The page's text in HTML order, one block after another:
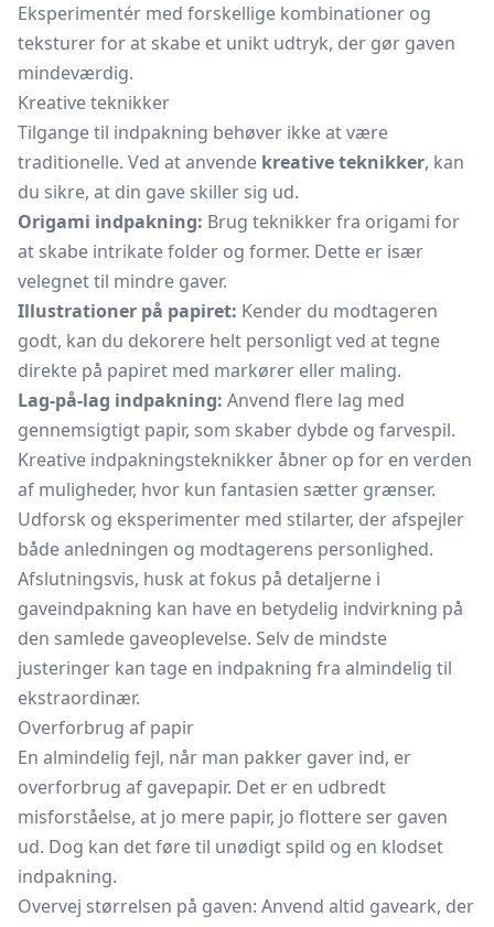
Eksperimentér med forskellige kombinationer og
teksturer for at skabe et unikt udtryk, der gør gaven
mindeværdig.
Kreative teknikker
Tilgange til indpakning behøver ikke at være
traditionelle. Ved at anvende kreative teknikker, kan
du sikre, at din gave skiller sig ud.
Origami indpakning: Brug teknikker fra origami for
at skabe intrikate folder og former. Dette er især
velegnet til mindre gaver.
Illustrationer på papiret: Kender du modtageren
godt, kan du dekorere helt personligt ved at tegne
direkte på papiret med markører eller maling.
Lag-på-lag indpakning: Anvend flere lag med
gennemsigtigt papir, som skaber dybde og farvespil.
Kreative indpakningsteknikker åbner op for en verden
af muligheder, hvor kun fantasien sætter grænser.
Udforsk og eksperimenter med stilarter, der afspejler
både anledningen og modtagerens personlighed.
Afslutningsvis, husk at fokus på detaljerne i
gaveindpakning kan have en betydelig indvirkning på
den samlede gaveoplevelse. Selv de mindste
justeringer kan tage en indpakning fra almindelig til
ekstraordinær.
Overforbrug af papir
En almindelig fejl, når man pakker gaver ind, er
overforbrug af gavepapir. Det er en udbredt
misforståelse, at jo mere papir, jo flottere ser gaven
ud. Dog kan det føre til unødigt spild og en klodset
indpakning.
Overvej størrelsen på gaven: Anvend altid gaveark, der